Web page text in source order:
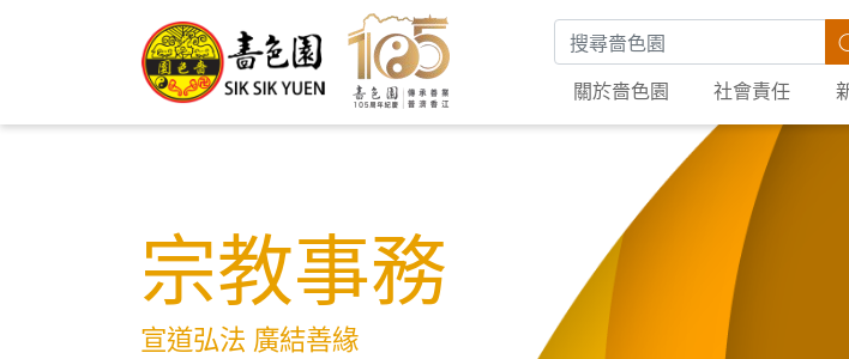
搜尋關鍵字
關於嗇色園
社會責任
宗教事務
宣道弘法 廣結善緣